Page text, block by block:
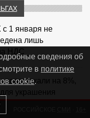
1 января не
лишь
НДС
подорожали на 8%,
украшения
сведения об
в политике
cookie.